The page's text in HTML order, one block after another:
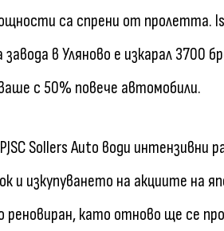
са спрени от пролетта.
в Уляново е изкарал 3700
с 50% повече автомобили.
Sollers Auto води интензивни
и изкупуването на акциите на
реновиран, като отново ще се